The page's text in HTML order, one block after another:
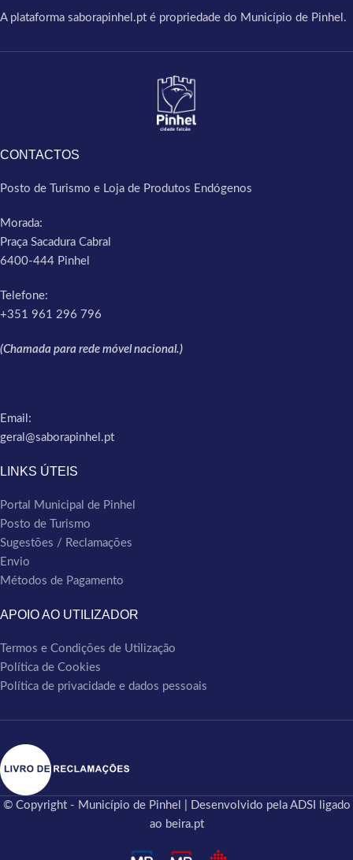
A plataforma saborapinhel.pt é propriedade do Município de Pinhel.
CONTACTOS
Posto de Turismo e Loja de Produtos Endógenos
Morada:
Praça Sacadura Cabral
6400-444 Pinhel
Telefone:
+351 961 296 796
(Chamada para rede móvel nacional.)
Email:
geral@saborapinhel.pt
LINKS ÚTEIS
Portal Municipal de Pinhel
Posto de Turismo
Sugestões / Reclamações
Envio
Métodos de Pagamento
APOIO AO UTILIZADOR
Termos e Condições de Utilização
Política de Cookies
Política de privacidade e dados pessoais
© Copyright - Município de Pinhel | Desenvolvido pela ADSI ligado
ao beira.pt